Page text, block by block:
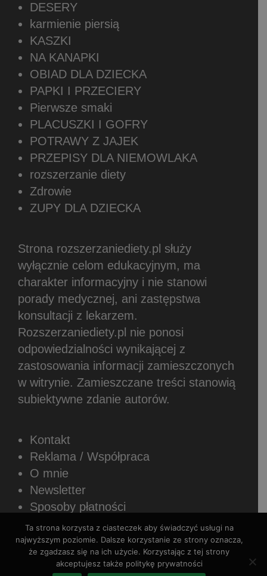
DESERY
karmienie piersią
KASZKI
NA KANAPKI
OBIAD DLA DZIECKA
PAPKI I PRZECIERY
Pierwsze smaki
PLACUSZKI I GOFRY
POTRAWY Z JAJEK
PRZEPISY DLA NIEMOWLAKA
rozszerzanie diety
Zdrowie
ZUPY DLA DZIECKA
Strona rozszerzaniediety.pl służy
wyłącznie celom edukacyjnym, ma
charakter informacyjny i nie stanowi
porady medycznej, ani zastępstwa
konsultacji z lekarzem.
Rozszerzaniediety.pl nie ponosi
odpowiedzialności wynikającej z
zastosowania informacji zamieszczonych
w witrynie. Zamieszczane treści stanowią
subiektywne zdanie autorów.
Kontakt
Reklama / Współpraca
O mnie
Newsletter
Sposoby płatności
Regulamin sklepu internetowego
Polityka prywatności
Ta strona korzysta z ciasteczek aby świadczyć usługi na
najwyższym poziomie. Dalsze korzystanie ze strony oznacza,
że zgadzasz się na ich użycie. Korzystając z tej strony
akceptujesz także politykę prywatności